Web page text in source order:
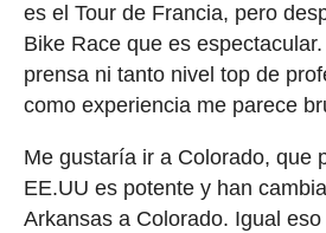
es el Tour de Francia, pero
Bike Race que es
prensa ni tanto nivel top de
como experiencia me parece
Me gustaría ir a Colorado, que
EE.UU es potente y han
Arkansas a Colorado. Igual